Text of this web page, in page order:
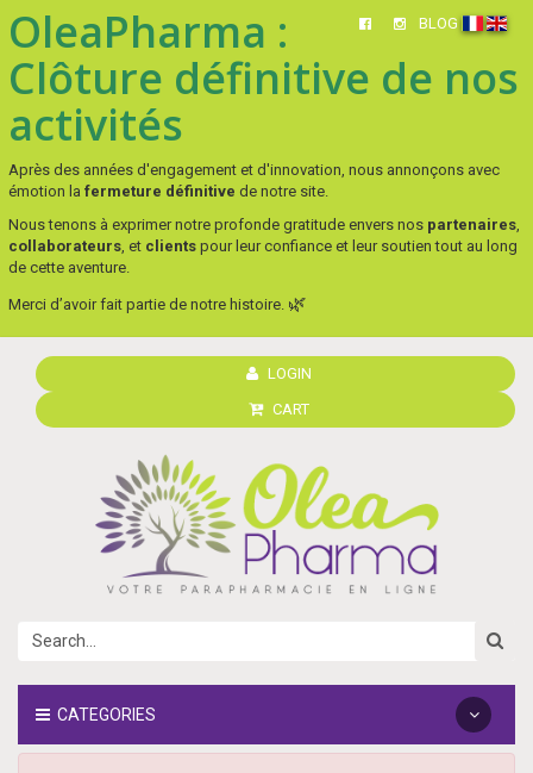
BLOG
OleaPharma :
Clôture définitive de nos
activités
Après des années d'engagement et d'innovation, nous annonçons avec
émotion la fermeture définitive de notre site.
Nous tenons à exprimer notre profonde gratitude envers nos partenaires,
collaborateurs, et clients pour leur confiance et leur soutien tout au long
de cette aventure.
Merci d’avoir fait partie de notre histoire. 🌿
LOGIN
CART
CATEGORIES